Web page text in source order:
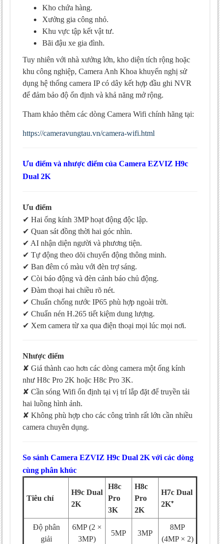
Kho chứa hàng.
Xưởng gia công nhỏ.
Khu vực tập kết vật tư.
Bãi đậu xe gia đình.
Tuy nhiên với nhà xưởng lớn, kho diện tích rộng hoặc
khu công nghiệp, Camera Anh Khoa khuyến nghị sử
dụng hệ thống camera IP có dây kết hợp đầu ghi NVR
để đảm bảo độ ổn định và khả năng mở rộng.
Tham khảo thêm các dòng Camera Wifi chính hãng tại:
https://cameravungtau.vn/camera-wifi.html
Ưu điểm và nhược điểm của Camera EZVIZ H9c
Dual 2K
Ưu điểm
✔ Hai ống kính 3MP hoạt động độc lập.
✔ Quan sát đồng thời hai góc nhìn.
✔ AI nhận diện người và phương tiện.
✔ Tự động theo dõi chuyển động thông minh.
✔ Ban đêm có màu với đèn trợ sáng.
✔ Còi báo động và đèn cảnh báo chủ động.
✔ Đàm thoại hai chiều rõ nét.
✔ Chuẩn chống nước IP65 phù hợp ngoài trời.
✔ Chuẩn nén H.265 tiết kiệm dung lượng.
✔ Xem camera từ xa qua điện thoại mọi lúc mọi nơi.
Nhược điểm
✘ Giá thành cao hơn các dòng camera một ống kính
như H8c Pro 2K hoặc H8c Pro 3K.
✘ Cần sóng Wifi ổn định tại vị trí lắp đặt để truyền tải
hai luồng hình ảnh.
✘ Không phù hợp cho các công trình rất lớn cần nhiều
camera chuyên dụng.
So sánh Camera EZVIZ H9c Dual 2K với các dòng
cùng phân khúc
Tiêu chí
H9c Dual
2K
H8c
Pro
3K
H8c
Pro
2K
H7c Dual
2K⁺
Độ phân
giải
6MP (2 ×
3MP)
5MP 3MP
8MP
(4MP × 2)